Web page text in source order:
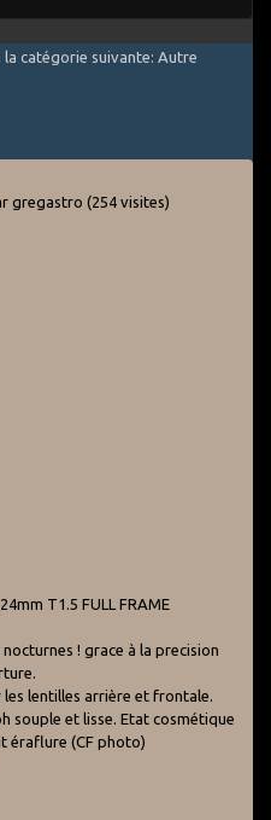
catégorie suivante: Autre
gregastro (254 visites)
T1.5 FULL FRAME
! grace à la precision
lentilles arrière et frontale.
souple et lisse. Etat cosmétique
éraflure (CF photo)